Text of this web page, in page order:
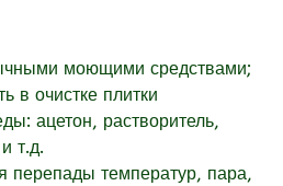
моющими средствами;
в очистке плитки
ацетон, растворитель,
т.д.
перепады температур, пара,